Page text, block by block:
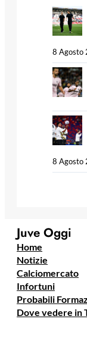
8 Agosto
8 Agosto
Juve Oggi
Home
Notizie
Calciomercato
Infortuni
Probabili
Dove vedere in